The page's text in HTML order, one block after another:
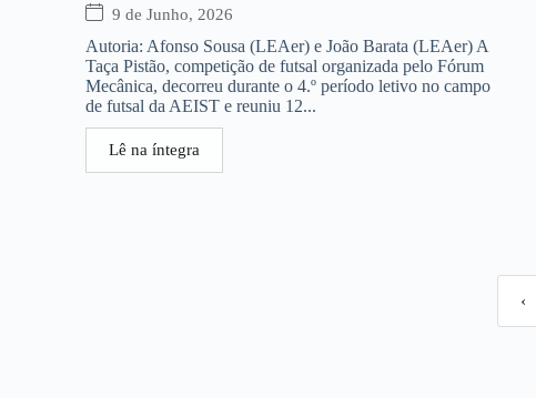
9 de Junho, 2026
Autoria: Afonso Sousa (LEAer) e João Barata (LEAer) A
Taça Pistão, competição de futsal organizada pelo Fórum
Mecânica, decorreu durante o 4.º período letivo no campo
de futsal da AEIST e reuniu 12...
Lê na íntegra
‹